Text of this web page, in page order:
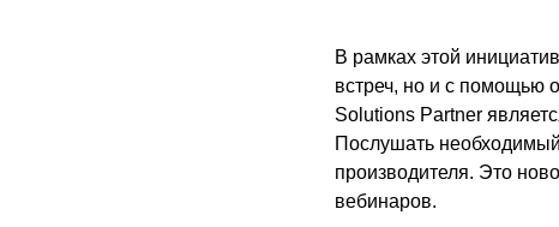
В рамках этой
встреч, но и с помощью
Solutions Partner
Послушать
производителя. Это
вебинаров.